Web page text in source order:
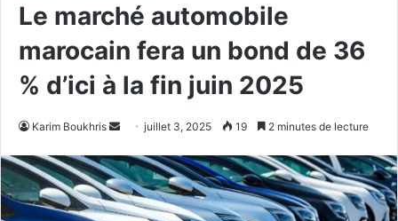
Le marché automobile
marocain fera un bond de 36
% d’ici à la fin juin 2025
Karim Boukhris
Envoyer
courriel
juillet 3, 2025 19 2 minutes de lecture